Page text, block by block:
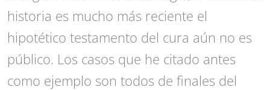
historia es mucho más reciente el
hipotético testamento del cura aún no es
público. Los casos que he citado antes
como ejemplo son todos de finales del